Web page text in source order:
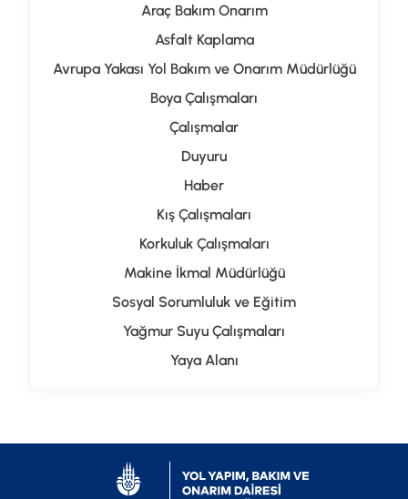
Araç Bakım Onarım
Asfalt Kaplama
Avrupa Yakası Yol Bakım ve Onarım Müdürlüğü
Boya Çalışmaları
Çalışmalar
Duyuru
Haber
Kış Çalışmaları
Korkuluk Çalışmaları
Makine İkmal Müdürlüğü
Sosyal Sorumluluk ve Eğitim
Yağmur Suyu Çalışmaları
Yaya Alanı